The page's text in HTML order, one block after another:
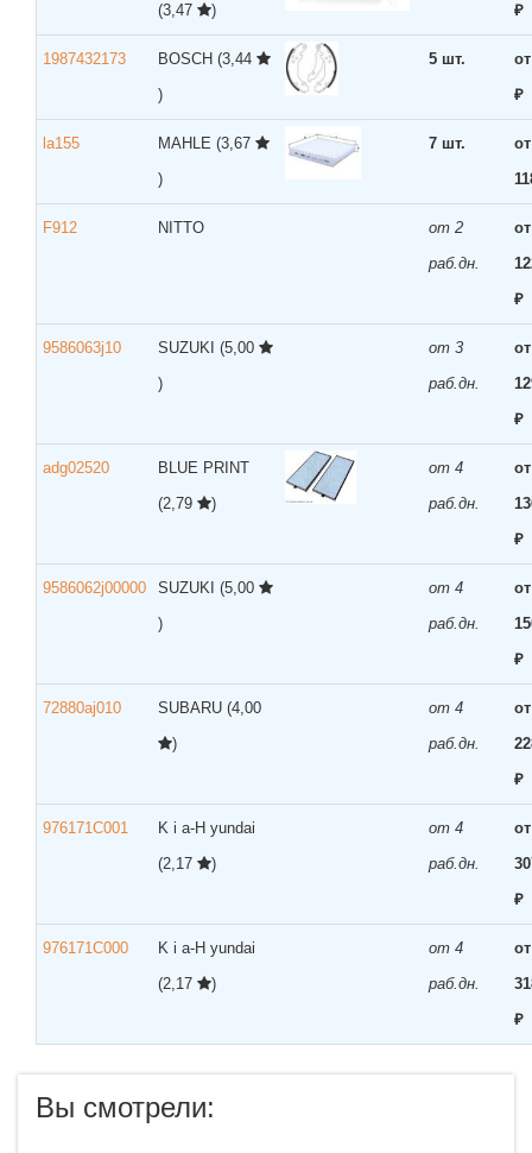
(3,47
)
₽
1987432173 BOSCH (3,44
)
5 шт.
₽
la155 MAHLE (3,67
)
7 шт.
от
F912 NITTO
от 2
раб.дн.
от
₽
9586063j10 SUZUKI (5,00
)
от 3
раб.дн.
от
₽
adg02520
BLUE PRINT
(2,79
)
от 4
раб.дн.
от
₽
9586062j00000 SUZUKI (5,00
)
от 4
раб.дн.
от
₽
72880aj010 SUBARU (4,00
)
от 4
раб.дн.
от
₽
976171C001
K i a-H yundai
(2,17
)
от 4
раб.дн.
от
₽
976171C000
K i a-H yundai
(2,17
)
от 4
раб.дн.
от
₽
Вы смотрели: